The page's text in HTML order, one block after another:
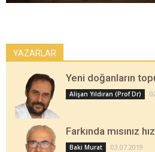
YAZARLAR
Yeni doğanların
Alişan Yıldıran (Prof Dr)
Farkında mısınız
Baki Murat 03.07.2019